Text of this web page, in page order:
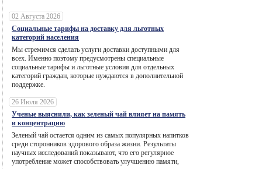
02 Августа 2026
Социальные тарифы на доставку для льготных
категорий населения
Мы стремимся сделать услуги доставки доступными для
всех. Именно поэтому предусмотрены специальные
социальные тарифы и льготные условия для отдельных
категорий граждан, которые нуждаются в дополнительной
поддержке.
26 Июля 2026
Ученые выяснили, как зеленый чай влияет на память
и концентрацию
Зеленый чай остается одним из самых популярных напитков
среди сторонников здорового образа жизни. Результаты
научных исследований показывают, что его регулярное
употребление может способствовать улучшению памяти,